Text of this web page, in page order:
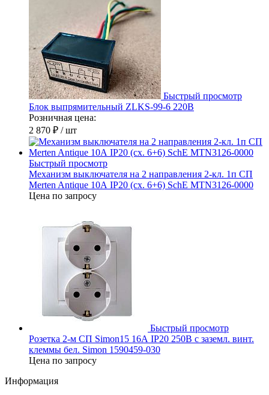
Быстрый просмотр
Блок выпрямительный ZLKS-99-6 220В
Розничная цена:
2 870 ₽ / шт
Быстрый просмотр
Механизм выключателя на 2 направления 2-кл. 1п СП
Merten Antique 10А IP20 (сх. 6+6) SchE MTN3126-0000
Цена по запросу
Быстрый просмотр
Розетка 2-м СП Simon15 16А IP20 250В с заземл. винт.
клеммы бел. Simon 1590459-030
Цена по запросу
Информация